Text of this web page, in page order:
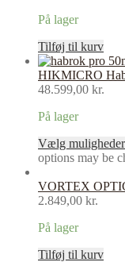
På lager
Tilføj til kurv
HIKMICRO
48.599,00 kr.
På lager
Vælg muligheder
options may be
VORTEX
2.849,00 kr.
På lager
Tilføj til kurv